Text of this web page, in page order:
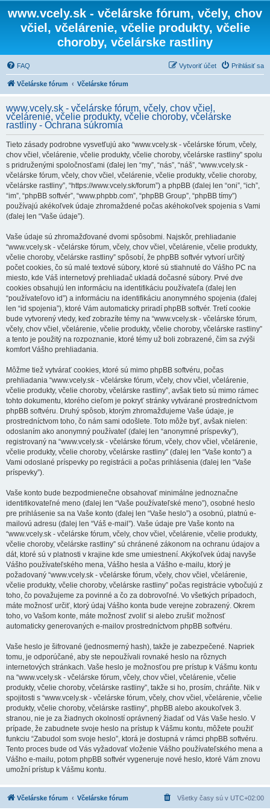
www.vcely.sk - včelárske fórum, včely, chov
včiel, včelárenie, včelie produkty, včelie
choroby, včelárske rastliny
FAQ Prihlásiť sa
Vytvoriť účet
Včelárske fórum Včelárske fórum
www.vcely.sk - včelárske fórum, včely, chov včiel,
včelárenie, včelie produkty, včelie choroby, včelárske
rastliny - Ochrana súkromia
Tieto zásady podrobne vysvetľujú ako “www.vcely.sk - včelárske fórum, včely,
chov včiel, včelárenie, včelie produkty, včelie choroby, včelárske rastliny” spolu
s pridruženými spoločnosťami (ďalej len “my”, “nás”, “náš”, “www.vcely.sk -
včelárske fórum, včely, chov včiel, včelárenie, včelie produkty, včelie choroby,
včelárske rastliny”, “https://www.vcely.sk/forum”) a phpBB (ďalej len “oni”, “ich”,
“im”, “phpBB softvér”, “www.phpbb.com”, “phpBB Group”, “phpBB tímy”)
používajú akékoľvek údaje zhromaždené počas akéhokoľvek spojenia s Vami
(ďalej len “Vaše údaje”).
Vaše údaje sú zhromažďované dvomi spôsobmi. Najskôr, prehliadanie
“www.vcely.sk - včelárske fórum, včely, chov včiel, včelárenie, včelie produkty,
včelie choroby, včelárske rastliny” spôsobí, že phpBB softvér vytvorí určitý
počet cookies, čo sú malé textové súbory, ktoré sú stiahnuté do Vášho PC na
miesto, kde Váš internetový prehliadač ukladá dočasné súbory. Prvé dve
cookies obsahujú len informáciu na identifikáciu používateľa (ďalej len
“používateľovo id”) a informáciu na identifikáciu anonymného spojenia (ďalej
len “id spojenia”), ktoré Vám automaticky priradí phpBB softvér. Tretí cookie
bude vytvorený vtedy, keď zobrazíte témy na “www.vcely.sk - včelárske fórum,
včely, chov včiel, včelárenie, včelie produkty, včelie choroby, včelárske rastliny”
a tento je použitý na rozpoznanie, ktoré témy už boli zobrazené, čím sa zvýši
komfort Vášho prehliadania.
Môžme tiež vytvárať cookies, ktoré sú mimo phpBB softvéru, počas
prehliadania “www.vcely.sk - včelárske fórum, včely, chov včiel, včelárenie,
včelie produkty, včelie choroby, včelárske rastliny”, avšak tieto sú mimo rámec
tohto dokumentu, ktorého cieľom je pokryť stránky vytvárané prostredníctvom
phpBB softvéru. Druhý spôsob, ktorým zhromažďujeme Vaše údaje, je
prostredníctvom toho, čo nám sami odošlete. Toto môže byť, avšak nielen:
odoslaním ako anonymný používateľ (ďalej len “anonymné príspevky”),
registrovaný na “www.vcely.sk - včelárske fórum, včely, chov včiel, včelárenie,
včelie produkty, včelie choroby, včelárske rastliny” (ďalej len “Vaše konto”) a
Vami odoslané príspevky po registrácii a počas prihlásenia (ďalej len “Vaše
príspevky”).
Vaše konto bude bezpodmienečne obsahovať minimálne jednoznačne
identifikovateľné meno (ďalej len “Vaše používateľské meno”), osobné heslo
pre prihlásenie sa na Vaše konto (ďalej len “Vaše heslo”) a osobnú, platnú e-
mailovú adresu (ďalej len “Váš e-mail”). Vaše údaje pre Vaše konto na
“www.vcely.sk - včelárske fórum, včely, chov včiel, včelárenie, včelie produkty,
včelie choroby, včelárske rastliny” sú chránené zákonom na ochranu údajov a
dát, ktoré sú v platnosti v krajine kde sme umiestnení. Akýkoľvek údaj navyše
Vášho používateľského mena, Vášho hesla a Vášho e-mailu, ktorý je
požadovaný “www.vcely.sk - včelárske fórum, včely, chov včiel, včelárenie,
včelie produkty, včelie choroby, včelárske rastliny” počas registrácie vybočujú z
toho, čo považujeme za povinné a čo za dobrovoľné. Vo všetkých prípadoch,
máte možnosť určiť, ktorý údaj Vášho konta bude verejne zobrazený. Okrem
toho, vo Vašom konte, máte možnosť zvoliť si alebo zrušiť možnosť
automaticky generovaných e-mailov prostredníctvom phpBB softvéru.
Vaše heslo je šifrované (jednosmerný hash), takže je zabezpečené. Napriek
tomu, je odporúčané, aby ste nepoužívali rovnaké heslo na rôznych
internetových stránkach. Vaše heslo je možnosťou pre prístup k Vášmu kontu
na “www.vcely.sk - včelárske fórum, včely, chov včiel, včelárenie, včelie
produkty, včelie choroby, včelárske rastliny”, takže si ho, prosím, chráňte. Nik v
spojitosti s “www.vcely.sk - včelárske fórum, včely, chov včiel, včelárenie, včelie
produkty, včelie choroby, včelárske rastliny”, phpBB alebo akoukoľvek 3.
stranou, nie je za žiadnych okolností oprávnený žiadať od Vás Vaše heslo. V
prípade, že zabudnete svoje heslo na prístup k Vášmu kontu, môžete použiť
funkciu “Zabudol som svoje heslo”, ktorá je dostupná v rámci phpBB softvéru.
Tento proces bude od Vás vyžadovať vloženie Vášho používateľského mena a
Vášho e-mailu, potom phpBB softvér vygeneruje nové heslo, ktoré Vám znovu
umožní prístup k Vášmu kontu.
Včelárske fórum Včelárske fórum Všetky časy sú v UTC+02:00